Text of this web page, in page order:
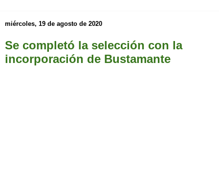
miércoles, 19 de agosto de 2020
Se completó la selección con la
incorporación de Bustamante